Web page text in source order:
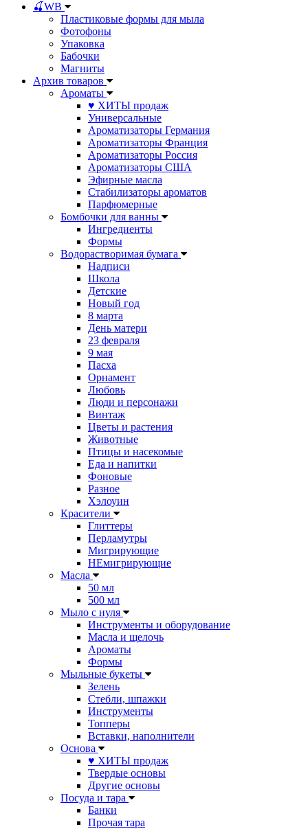
🍒WB
Пластиковые формы для мыла
Фотофоны
Упаковка
Бабочки
Магниты
Архив товаров
Ароматы
♥ ХИТЫ продаж
Универсальные
Ароматизаторы Германия
Ароматизаторы Франция
Ароматизаторы Россия
Ароматизаторы США
Эфирные масла
Стабилизаторы ароматов
Парфюмерные
Бомбочки для ванны
Ингредиенты
Формы
Водорастворимая бумага
Надписи
Школа
Детские
Новый год
8 марта
День матери
23 февраля
9 мая
Пасха
Орнамент
Любовь
Люди и персонажи
Винтаж
Цветы и растения
Животные
Птицы и насекомые
Еда и напитки
Фоновые
Разное
Хэлоуин
Красители
Глиттеры
Перламутры
Мигрирующие
НЕмигрирующие
Масла
50 мл
500 мл
Мыло с нуля
Инструменты и оборудование
Масла и щелочь
Ароматы
Формы
Мыльные букеты
Зелень
Стебли, шпажки
Инструменты
Топперы
Вставки, наполнители
Основа
♥ ХИТЫ продаж
Твердые основы
Другие основы
Посуда и тара
Банки
Прочая тара